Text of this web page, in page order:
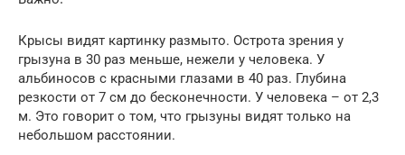
Крысы видят картинку размыто. Острота зрения у
грызуна в 30 раз меньше, нежели у человека. У
альбиносов с красными глазами в 40 раз. Глубина
резкости от 7 см до бесконечности. У человека – от 2,3
м. Это говорит о том, что грызуны видят только на
небольшом расстоянии.